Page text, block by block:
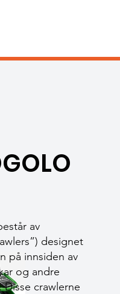
av
designet
på innsiden av
og andre
Disse crawlerne